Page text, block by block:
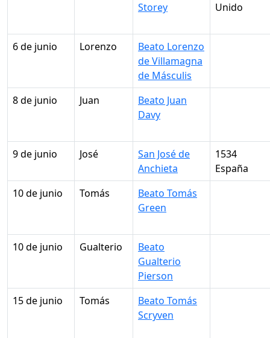
Storey
Unido
6 de junio Lorenzo
Beato Lorenzo
de Villamagna
de Másculis
8 de junio
Juan
Beato Juan
Davy
9 de junio José
San José de
Anchieta
1534
España
10 de junio
Tomás
Beato Tomás
Green
10 de junio Gualterio
Beato
Gualterio
Pierson
15 de junio
Tomás
Beato Tomás
Scryven